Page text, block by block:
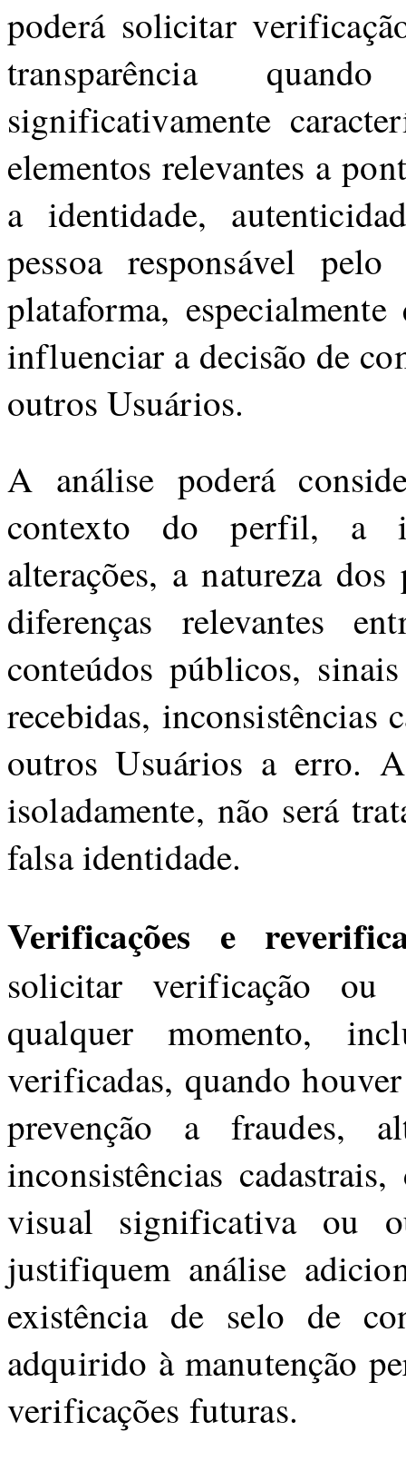
poderá solicitar
transparência
significativamente
elementos relevantes a
a identidade,
pessoa responsável
plataforma,
influenciar a decisão de
outros Usuários.
A análise poderá
contexto do perfil, a
alterações, a natureza
diferenças relevantes
conteúdos públicos,
recebidas, inconsistências
outros Usuários a erro.
isoladamente, não será
falsa identidade.
Verificações e
solicitar verificação ou
qualquer momento,
verificadas, quando
prevenção a fraudes,
inconsistências
visual significativa ou
justifiquem análise
existência de selo de
adquirido à manutenção
verificações futuras.